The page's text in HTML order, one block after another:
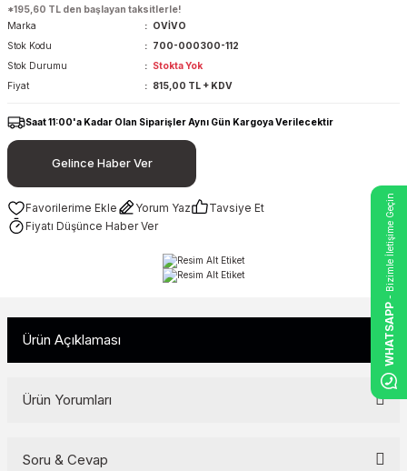
*195,60 TL den başlayan taksitlerle!
Marka
OVİVO
Stok Kodu
700-000300-112
Stok Durumu
Stokta Yok
Fiyat
815,00 TL + KDV
Saat 11:00'a Kadar Olan Siparişler Aynı Gün Kargoya Verilecektir
Gelince Haber Ver
Yorum Yaz
Tavsiye Et
Fiyatı Düşünce Haber Ver
Ürün Açıklaması
Ürün Yorumları
Soru & Cevap
WHATSAPP
- Bizimle İletişime Geçin